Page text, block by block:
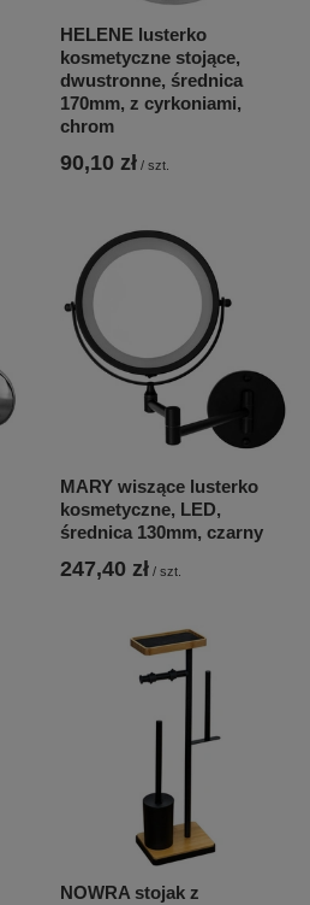
HELENE lusterko
kosmetyczne stojące,
dwustronne, średnica
170mm, z cyrkoniami,
chrom
90,10 zł / szt.
MARY wiszące lusterko
kosmetyczne, LED,
średnica 130mm, czarny
247,40 zł / szt.
NOWRA stojak z